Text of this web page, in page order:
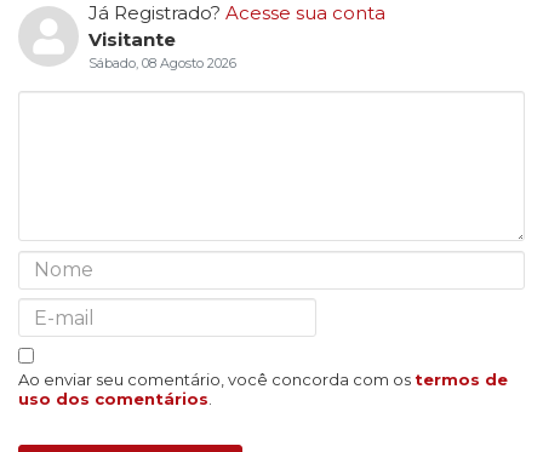
Já Registrado? Acesse sua conta
Visitante
Sábado, 08 Agosto 2026
Ao enviar seu comentário, você concorda com os termos de
uso dos comentários